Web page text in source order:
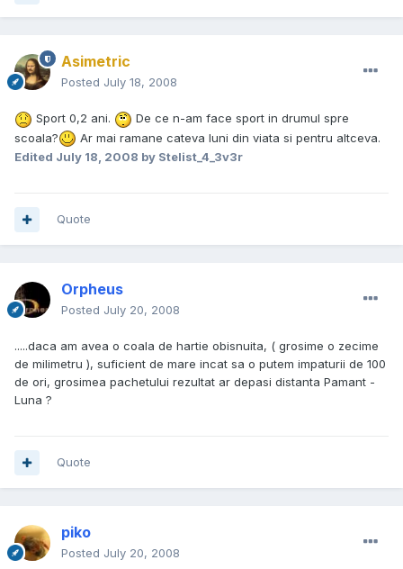
Asimetric
Posted July 18, 2008
Sport 0,2 ani.
De ce n-am face sport in drumul spre
scoala?
Ar mai ramane cateva luni din viata si pentru altceva.
Edited July 18, 2008 by Stelist_4_3v3r
Quote
Orpheus
Posted July 20, 2008
.....daca am avea o coala de hartie obisnuita, ( grosime o zecime
de milimetru ), suficient de mare incat sa o putem impaturii de 100
de ori, grosimea pachetului rezultat ar depasi distanta Pamant -
Luna ?
Quote
piko
Posted July 20, 2008